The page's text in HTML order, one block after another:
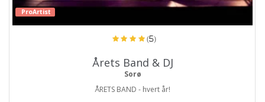
ProArtist
(5)
Årets Band & DJ
Sorø
ÅRETS BAND - hvert år!